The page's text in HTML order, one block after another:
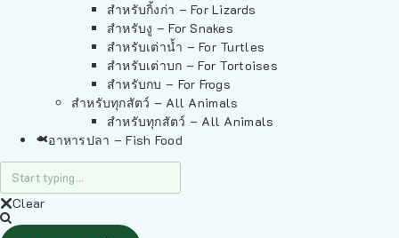
สำหรับกิ้งก่า – For Lizards
สำหรับงู – For Snakes
สำหรับเต่าน้ำ – For Turtles
สำหรับเต่าบก – For Tortoises
สำหรับกบ – For Frogs
สำหรับทุกสัตว์ – All Animals
สำหรับทุกสัตว์ – All Animals
อาหารปลา – Fish Food
Clear